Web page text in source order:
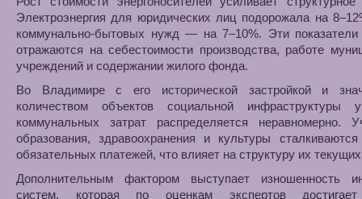
Электроэнергия для юридических лиц подорожала на
коммунально-бытовых нужд — на 7–10%. Эти
отражаются на себестоимости производства, работе
учреждений и содержании жилого фонда.
Во Владимире с его исторической застройкой и
количеством объектов социальной инфраструктуры
коммунальных затрат распределяется неравномерно.
образования, здравоохранения и культуры
обязательных платежей, что влияет на структуру их
Дополнительным фактором выступает изношенность
систем, которая по оценкам экспертов